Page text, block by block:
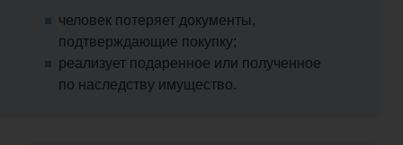
человек потеряет документы,
подтверждающие покупку;
реализует подаренное или полученное
по наследству имущество.